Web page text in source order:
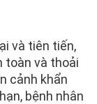
và tiên tiến,
toàn và thoải
cảnh khẩn
bệnh nhân